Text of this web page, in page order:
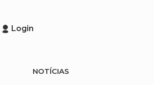
Login
NOTÍCIAS